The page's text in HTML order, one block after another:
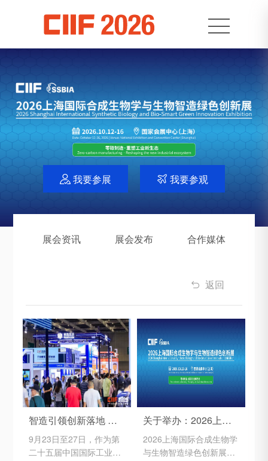
 我要参展  我要参观
展会资讯 展会发布 合作媒体
 返回
智造引领创新落地 工博会生物制造展区尽显全产业链生态
9月23日至27日，作为第
二十五届中国国际工业博
​关于举办：2026上海国际合成生物学与生物智造绿色创新展
2026上海国际合成生物学
与生物智造绿色创新展参